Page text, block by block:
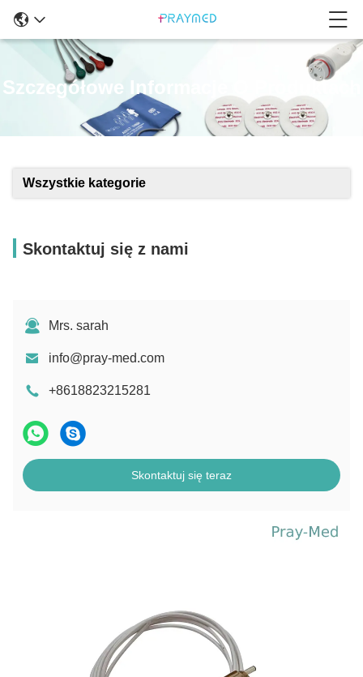
Szczegółowe Informacje O Produktach
Wszystkie kategorie
Skontaktuj się z nami
Mrs. sarah
info@pray-med.com
+8618823215281
Skontaktuj się teraz